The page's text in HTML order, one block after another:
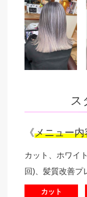
ス
《メニュー内
カット、ホワイ
回)、髪質改善プ
カット